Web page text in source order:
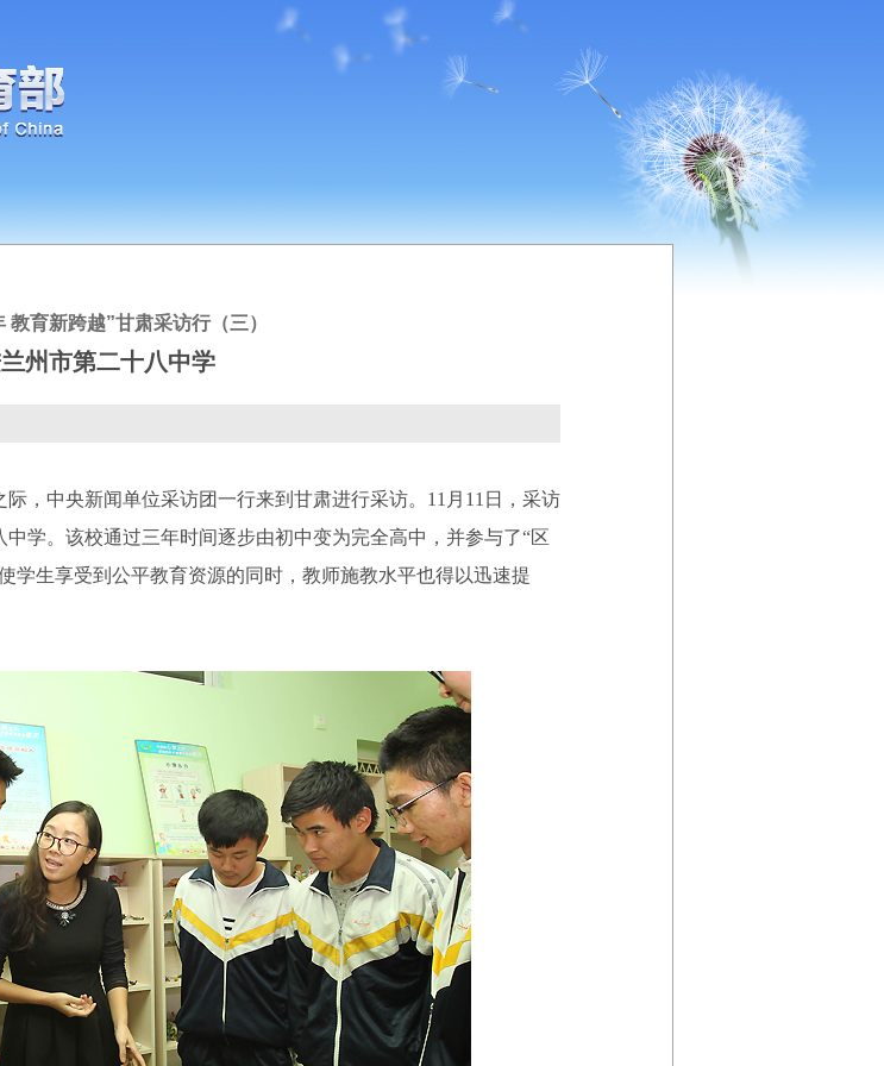
教育新跨越”甘肃采访行（三）
州市第二十八中学
中央新闻单位采访团一行来到甘肃进行采访。11月11日，采访
学。该校通过三年时间逐步由初中变为完全高中，并参与了“区
学生享受到公平教育资源的同时，教师施教水平也得以迅速提